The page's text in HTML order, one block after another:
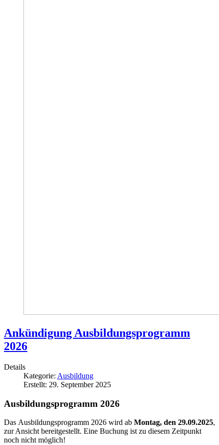
Ankündigung Ausbildungsprogramm
2026
Details
Kategorie: Ausbildung
Erstellt: 29. September 2025
Ausbildungsprogramm 2026
Das Ausbildungsprogramm 2026 wird ab Montag, den 29.09.2025,
zur Ansicht bereitgestellt. Eine Buchung ist zu diesem Zeitpunkt
noch nicht möglich!